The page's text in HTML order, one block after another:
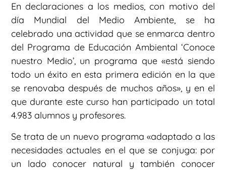
En declaraciones a los medios, con motivo del
día Mundial del Medio Ambiente, se ha
celebrado una actividad que se enmarca dentro
del Programa de Educación Ambiental ‘Conoce
nuestro Medio’, un programa que «está siendo
todo un éxito en esta primera edición en la que
se renovaba después de muchos años», y en el
que durante este curso han participado un total
4.983 alumnos y profesores.
Se trata de un nuevo programa «adaptado a las
necesidades actuales en el que se conjuga: por
un lado conocer natural y también conocer